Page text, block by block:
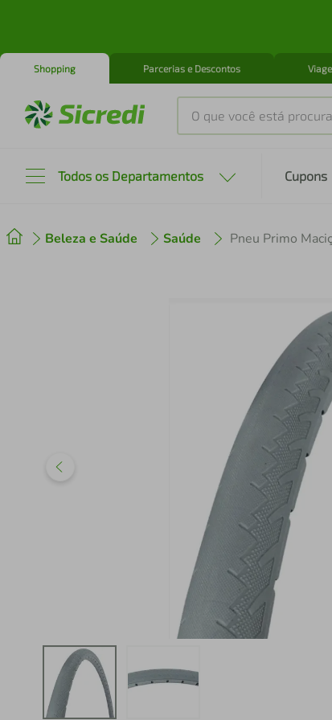
Shopping Parcerias e Descontos
O que você está
Todos os Departamentos Cupons
Beleza e Saúde Saúde Pneu Primo
2º cafeteira